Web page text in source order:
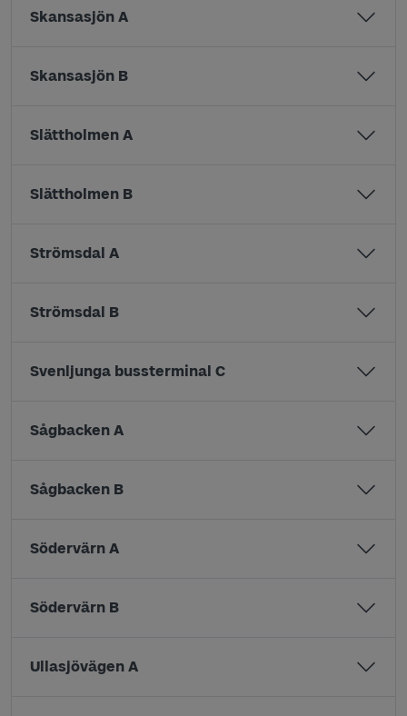
Skansasjön A
Skansasjön B
Slättholmen A
Slättholmen B
Strömsdal A
Strömsdal B
Svenljunga bussterminal C
Sågbacken A
Sågbacken B
Södervärn A
Södervärn B
Ullasjövägen A